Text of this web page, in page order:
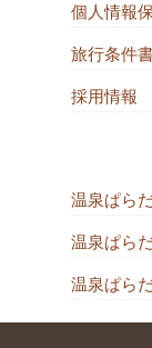
個人情報
旅行条件
採用情報
温泉ぱら
温泉ぱら
温泉ぱら